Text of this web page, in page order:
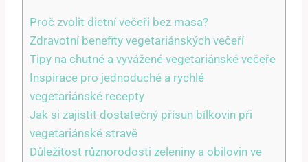
Proč zvolit dietní večeři bez masa?
Zdravotní benefity vegetariánských večeří
Tipy na chutné a vyvážené vegetariánské večeře
Inspirace pro jednoduché a rychlé
vegetariánské recepty
Jak si zajistit dostatečný přísun bílkovin při
vegetariánské stravě
Důležitost různorodosti zeleniny a obilovin ve